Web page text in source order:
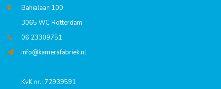
Bahialaan 100
3065 WC Rotterdam
06 23309751
info@kamerafabriek.nl
KvK nr.: 72939591